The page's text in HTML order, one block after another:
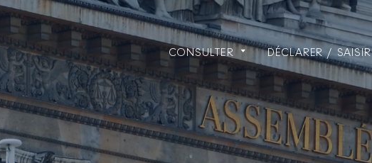
CONSULTER DÉCLARER / SAISIR